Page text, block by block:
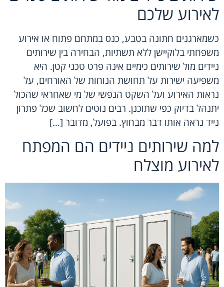
לאירוע שלכם
כשמארגנים חתונה בטבע, כנס במתחם פתוח או אירוע
משפחתי בלוקיישן ללא תשתיות, הבחירה בין שירותים
ניידים מול שירותים כימיים אינה פרט טכני קטן. היא
משפיעה ישירות על תחושת הנוחות של האורחים, על
נראות האירוע ועל השקט הנפשי של מי שאחראי שהכול
יתנהל בדיוק כפי שתוכנן. רבים נוטים לחשוב שכל פתרון
נייד נראה אותו דבר מבחוץ. בפועל, מדובר […]
למה שירותים ניידים הם המפתח
לאירוע מוצלח